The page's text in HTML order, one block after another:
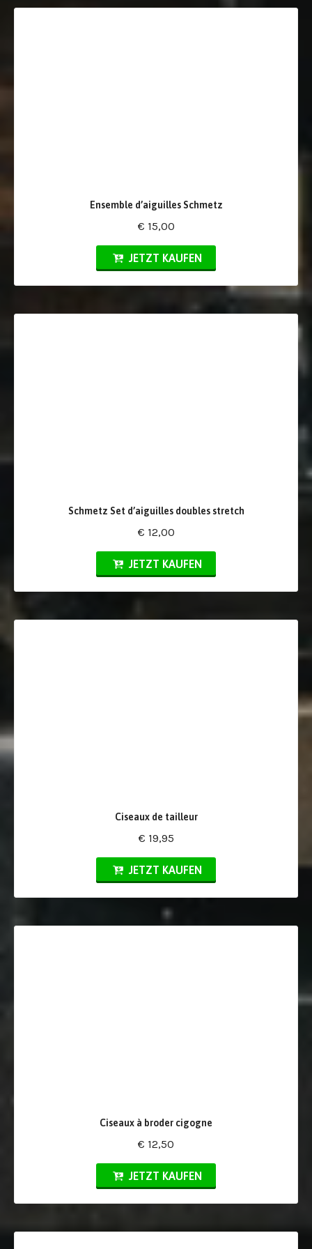
Ensemble d’aiguilles Schmetz
€ 15,00
JETZT KAUFEN
Schmetz Set d’aiguilles doubles stretch
€ 12,00
JETZT KAUFEN
Ciseaux de tailleur
€ 19,95
JETZT KAUFEN
Ciseaux à broder cigogne
€ 12,50
JETZT KAUFEN